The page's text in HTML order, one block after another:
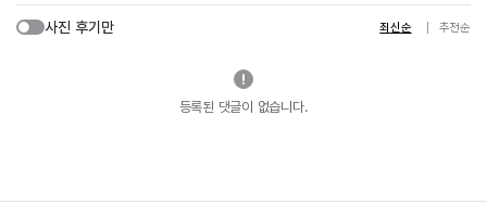
사진 후기만 최신순 추천순
등록된 댓글이 없습니다.